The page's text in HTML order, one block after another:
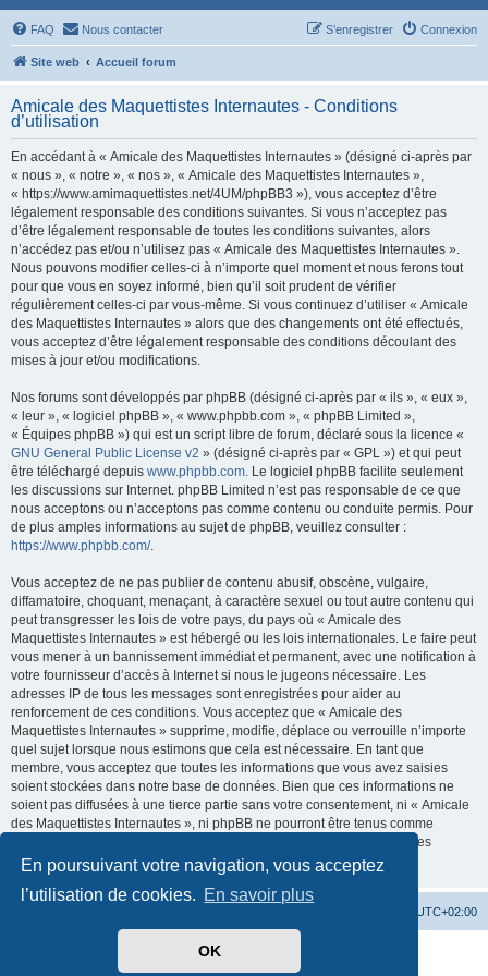
En poursuivant votre navigation, vous acceptez
l’utilisation de cookies. En savoir plus
OK
FAQ Nous contacter Connexion
S’enregistrer
Site web Accueil forum
Amicale des Maquettistes Internautes - Conditions
d’utilisation
En accédant à « Amicale des Maquettistes Internautes » (désigné ci-après par
« nous », « notre », « nos », « Amicale des Maquettistes Internautes »,
« https://www.amimaquettistes.net/4UM/phpBB3 »), vous acceptez d’être
légalement responsable des conditions suivantes. Si vous n’acceptez pas
d’être légalement responsable de toutes les conditions suivantes, alors
n’accédez pas et/ou n’utilisez pas « Amicale des Maquettistes Internautes ».
Nous pouvons modifier celles-ci à n’importe quel moment et nous ferons tout
pour que vous en soyez informé, bien qu’il soit prudent de vérifier
régulièrement celles-ci par vous-même. Si vous continuez d’utiliser « Amicale
des Maquettistes Internautes » alors que des changements ont été effectués,
vous acceptez d’être légalement responsable des conditions découlant des
mises à jour et/ou modifications.
Nos forums sont développés par phpBB (désigné ci-après par « ils », « eux »,
« leur », « logiciel phpBB », « www.phpbb.com », « phpBB Limited »,
« Équipes phpBB ») qui est un script libre de forum, déclaré sous la licence «
GNU General Public License v2 » (désigné ci-après par « GPL ») et qui peut
être téléchargé depuis www.phpbb.com. Le logiciel phpBB facilite seulement
les discussions sur Internet. phpBB Limited n’est pas responsable de ce que
nous acceptons ou n’acceptons pas comme contenu ou conduite permis. Pour
de plus amples informations au sujet de phpBB, veuillez consulter :
https://www.phpbb.com/.
Vous acceptez de ne pas publier de contenu abusif, obscène, vulgaire,
diffamatoire, choquant, menaçant, à caractère sexuel ou tout autre contenu qui
peut transgresser les lois de votre pays, du pays où « Amicale des
Maquettistes Internautes » est hébergé ou les lois internationales. Le faire peut
vous mener à un bannissement immédiat et permanent, avec une notification à
votre fournisseur d’accès à Internet si nous le jugeons nécessaire. Les
adresses IP de tous les messages sont enregistrées pour aider au
renforcement de ces conditions. Vous acceptez que « Amicale des
Maquettistes Internautes » supprime, modifie, déplace ou verrouille n’importe
quel sujet lorsque nous estimons que cela est nécessaire. En tant que
membre, vous acceptez que toutes les informations que vous avez saisies
soient stockées dans notre base de données. Bien que ces informations ne
soient pas diffusées à une tierce partie sans votre consentement, ni « Amicale
des Maquettistes Internautes », ni phpBB ne pourront être tenus comme
responsables en cas de tentative de piratage visant à compromettre les
données.
UTC+02:00
phpBB ® Forum Software © phpBB Limited
phpBB-fr.com